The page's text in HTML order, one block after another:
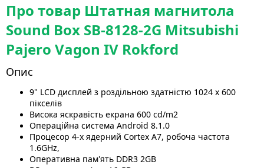
Про товар Штатная магнитола
Sound Box SB-8128-2G Mitsubishi
Pajero Vagon IV Rokford
Опис
9" LCD дисплей з роздільною здатністю 1024 х 600
пікселів
Висока яскравість екрана 600 cd/m2
Операційна система Android 8.1.0
Процесор 4-x ядерний Cortex A7, робоча частота
1.6GHz,
Оперативна пам'ять DDR3 2GB